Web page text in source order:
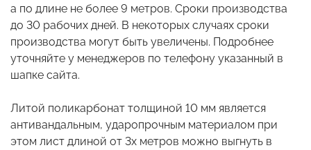
а по длине не более 9 метров. Сроки производства
до 30 рабочих дней. В некоторых случаях сроки
производства могут быть увеличены. Подробнее
уточняйте у менеджеров по телефону указанный в
шапке сайта.
Литой поликарбонат толщиной 10 мм является
антивандальным, ударопрочным материалом при
этом лист длиной от 3х метров можно выгнуть в